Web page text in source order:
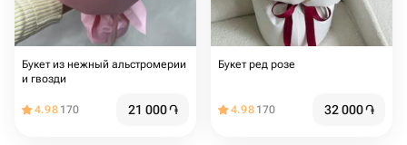
Букет из нежный альстромерии
и гвозди
4.98 170 21 000֏
Букет ред розе
4.98 170 32 000֏